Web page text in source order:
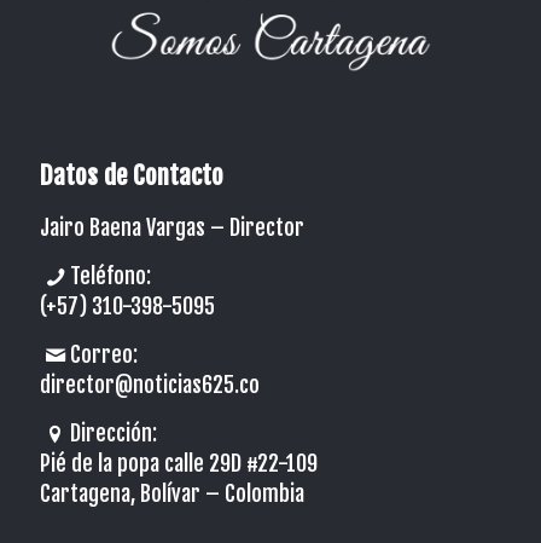
Datos de Contacto
Jairo Baena Vargas – Director
Teléfono:
(+57) 310-398-5095
Correo:
director@noticias625.co
Dirección:
Pié de la popa calle 29D #22-109
Cartagena, Bolívar – Colombia